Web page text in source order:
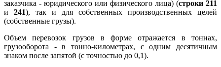
заказчика - юридического или физического лица) (строки 211
и 241), так и для собственных производственных целей
(собственные грузы).
Объем перевозок грузов в форме отражается в тоннах,
грузооборота - в тонно-километрах, с одним десятичным
знаком после запятой (с точностью до 0,1).